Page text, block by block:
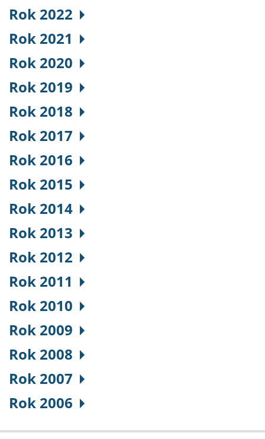
Rok 2022
Rok 2021
Rok 2020
Rok 2019
Rok 2018
Rok 2017
Rok 2016
Rok 2015
Rok 2014
Rok 2013
Rok 2012
Rok 2011
Rok 2010
Rok 2009
Rok 2008
Rok 2007
Rok 2006